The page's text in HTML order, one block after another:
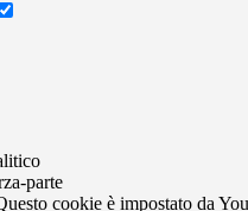
parte
cookie è impostato da